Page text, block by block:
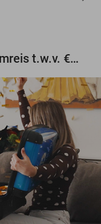
Maak gratis kans op een droomreis t.w.v. €3.000!